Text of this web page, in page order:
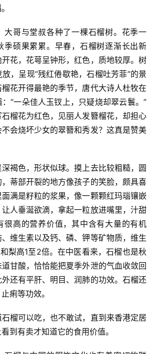
大哥与堂叔各种了一棵石榴树。花季一
季硕果累累。早春，石榴树逐渐长出新
花，花萼呈钟形，红色，质地较厚。树
，呈现“残红倦歇艳，石榴吐芳菲”的景
花开得最艳的季节，唐代大诗人杜牧在
：“一朵佳人玉钗上，只疑烧却翠云鬟。”
榴花为红色，见丽人发簪榴花，却担心
会烧坏少女的翠簪和秀发？这真是赞美
褐色，形状似球。摸上去比较粗糙，圆
蒂部开裂的地方像孩子的笑脸，颇具喜
满是籽粒的浆果，像一颗颗红玛瑙镶嵌
人垂涎欲滴，拿起一粒放进嘴里，汁甜
很高的营养价值，其中含有大量的有机
维生素以及钙、磷、钾等矿物质，维生
梨高1至2倍。在中医看来，石榴也是秋
甘酸，恰恰能把夏季外泄的气血收敛回
还有平肝、明目、润肺的功效。石榴还
痢等功效。
榴可以吃，也不敢试，直到来香港定居
到有卖才知道它的食用价值。